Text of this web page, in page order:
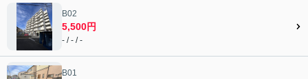
B02
5,500円
- / - / -
B01